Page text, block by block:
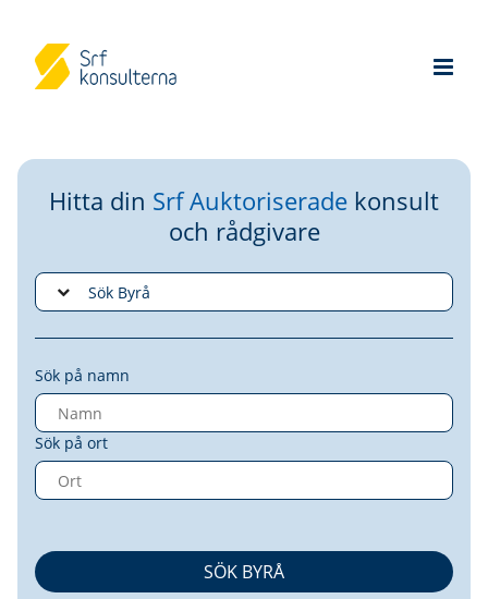
Hitta din Srf Auktoriserade konsult
och rådgivare
Sök på namn
Sök på ort